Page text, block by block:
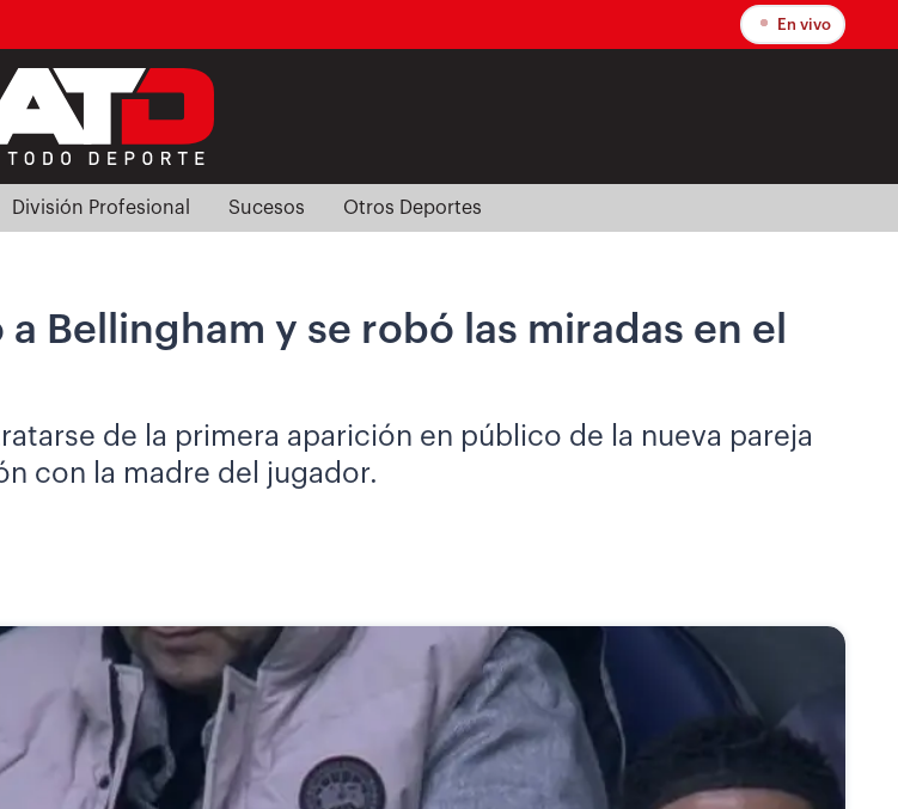
En vivo
División Profesional Sucesos Otros Deportes
Bellingham y se robó las miradas en el
de la primera aparición en público de la nueva pareja
con la madre del jugador.